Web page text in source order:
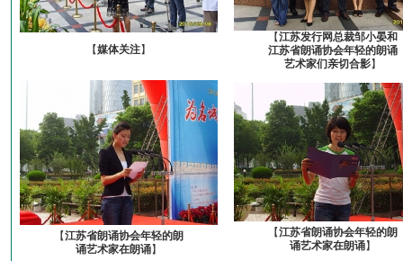
【媒体关注】
【江苏发行网总裁邹小晏和
江苏省朗诵协会年轻的朗诵
艺术家们亲切合影】
【江苏省朗诵协会年轻的朗
诵艺术家在朗诵】
【江苏省朗诵协会年轻的朗
诵艺术家在朗诵】